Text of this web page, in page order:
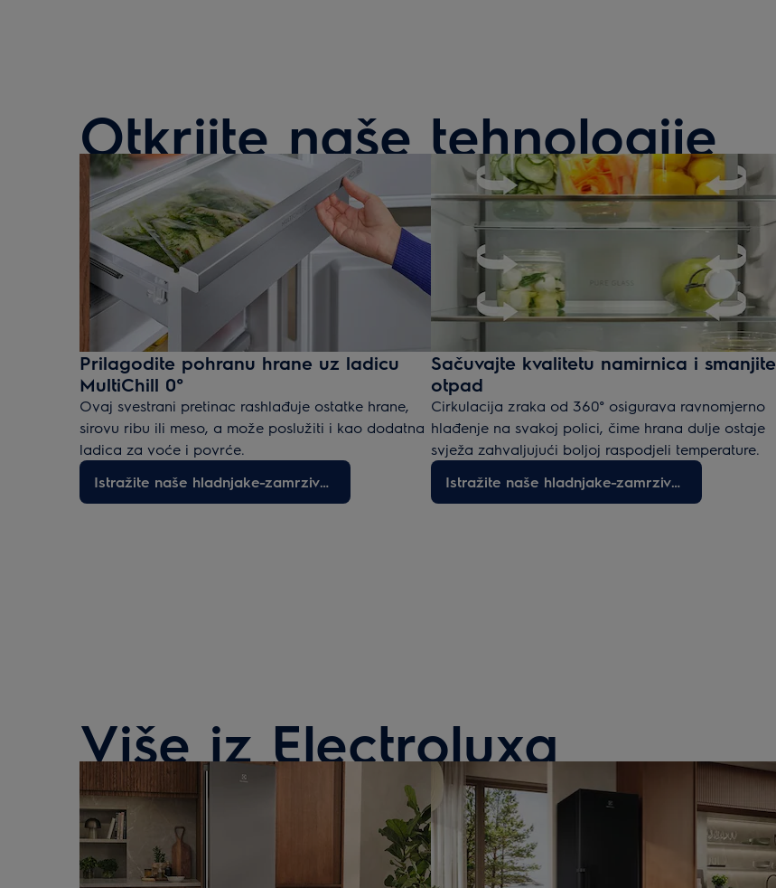
Otkrijte naše tehnologije
Prilagodite pohranu hrane uz ladicu
MultiChill 0°
Ovaj svestrani pretinac rashlađuje ostatke hrane,
sirovu ribu ili meso, a može poslužiti i kao dodatna
ladica za voće i povrće.
Istražite naše hladnjake-zamrzivače
Sačuvajte kvalitetu namirnica i smanjite
otpad
Cirkulacija zraka od 360° osigurava ravnomjerno
hlađenje na svakoj polici, čime hrana dulje ostaje
svježa zahvaljujući boljoj raspodjeli temperature.
Istražite naše hladnjake-zamrzivače
Više iz Electroluxa